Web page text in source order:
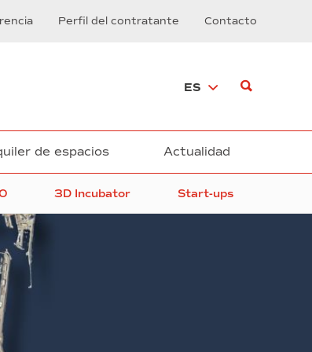
Perfil del contratante Contacto
ES
3D Incubator Start-ups
de espacios Actualidad